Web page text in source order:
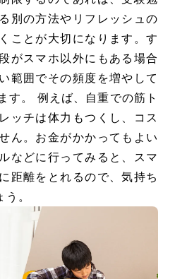
別の方法やリフレッシュの
ことが大切になります。す
がスマホ以外にもある場合
範囲でその頻度を増やして
す。 例えば、自重での筋ト
ッチは体力もつくし、コス
ん。お金がかかってもよい
などに行ってみると、スマ
距離をとれるので、気持ち
。